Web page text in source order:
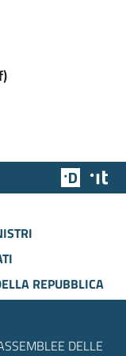
Team
REPUBBLICA
DELLE